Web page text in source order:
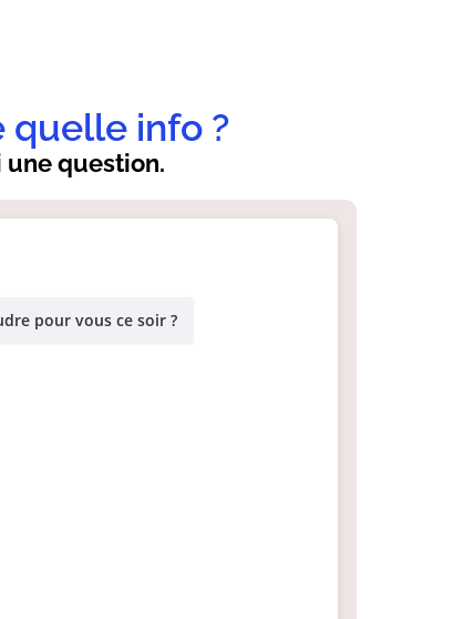
pour vous ce soir ?
une question.
quelle info ?